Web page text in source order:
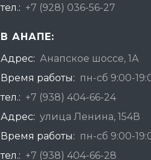
тел.: +7 (928) 036-56-27
В АНАПЕ:
Адрес: Анапское шоссе, 1А
Время работы: пн-сб 9:00-
тел.: +7 (938) 404-66-24
Адрес: улица Ленина, 154В
Время работы: пн-сб 9:00-
тел.: +7 (938) 404-66-28